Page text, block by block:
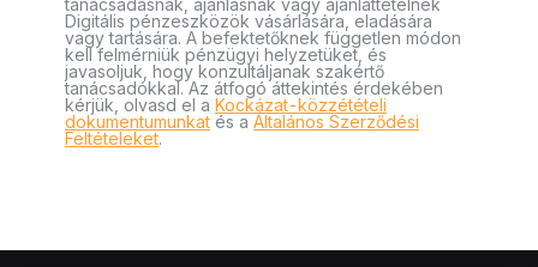
tanácsadásnak, ajánlásnak vagy ajánlattételnek
Digitális pénzeszközök vásárlására, eladására
vagy tartására. A befektetőknek független módon
kell felmérniük pénzügyi helyzetüket, és
javasoljuk, hogy konzultáljanak szakértő
tanácsadókkal. Az átfogó áttekintés érdekében
kérjük, olvasd el a Kockázat-közzétételi
dokumentumunkat és a Általános Szerződési
Feltételeket.